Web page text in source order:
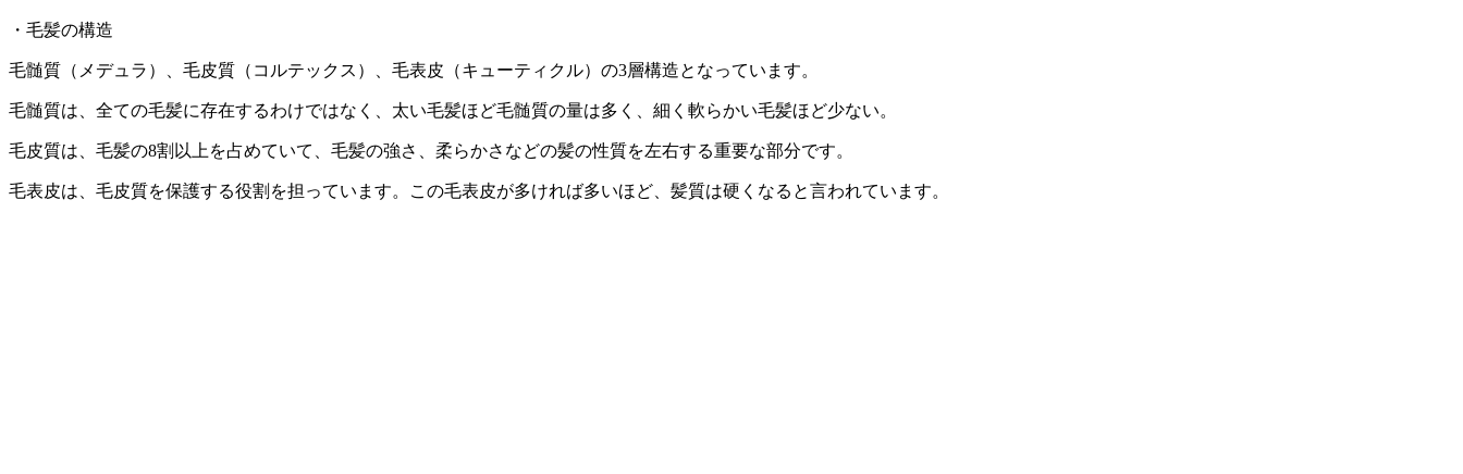
・毛髪の構造
毛髄質（メデュラ）、毛皮質（コルテックス）、毛表皮（キューティクル）の3層構造となっています。
毛髄質は、全ての毛髪に存在するわけではなく、太い毛髪ほど毛髄質の量は多く、細く軟らかい毛髪ほど少ない。
毛皮質は、毛髪の8割以上を占めていて、毛髪の強さ、柔らかさなどの髪の性質を左右する重要な部分です。
毛表皮は、毛皮質を保護する役割を担っています。この毛表皮が多ければ多いほど、髪質は硬くなると言われています。